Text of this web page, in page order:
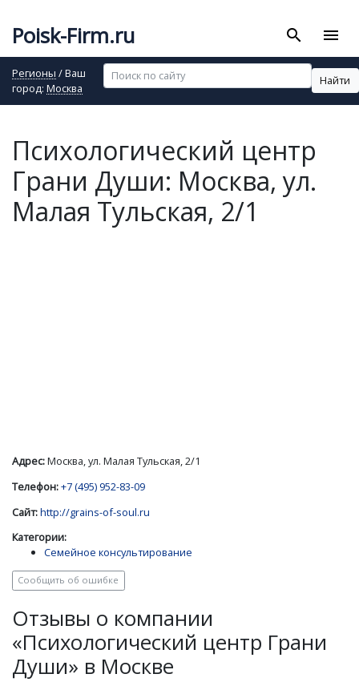
Poisk-Firm.ru search menu
Регионы / Ваш
город: Москва
Найти
Психологический центр
Грани Души: Москва, ул.
Малая Тульская, 2/1
Адрес:Москва, ул. Малая Тульская, 2/1
Телефон:+7 (495) 952-83-09
Сайт:http://grains-of-soul.ru
Категории:
Семейное консультирование
Сообщить об ошибке
Отзывы о компании
«Психологический центр Грани
Души» в Москве